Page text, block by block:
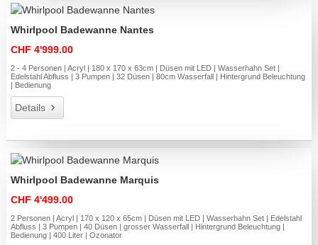
Whirlpool Badewanne Nantes
CHF 4'999.00
2 - 4 Personen | Acryl | 180 x 170 x 63cm | Düsen mit LED | Wasserhahn Set |
Edelstahl Abfluss | 3 Pumpen | 32 Düsen | 80cm Wasserfall | Hintergrund Beleuchtung
| Bedienung
Details
Whirlpool Badewanne Marquis
CHF 4'499.00
2 Personen | Acryl | 170 x 120 x 65cm | Düsen mit LED | Wasserhahn Set | Edelstahl
Abfluss | 3 Pumpen | 40 Düsen | grosser Wasserfall | Hintergrund Beleuchtung |
Bedienung | 400 Liter | Ozonator